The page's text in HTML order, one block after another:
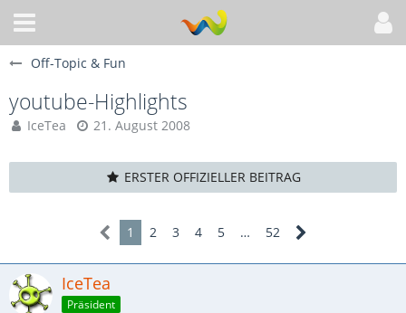
Off-Topic & Fun
youtube-Highlights
IceTea 21. August 2008
ERSTER OFFIZIELLER BEITRAG
1 2 3 4 5 … 52
IceTea
Präsident